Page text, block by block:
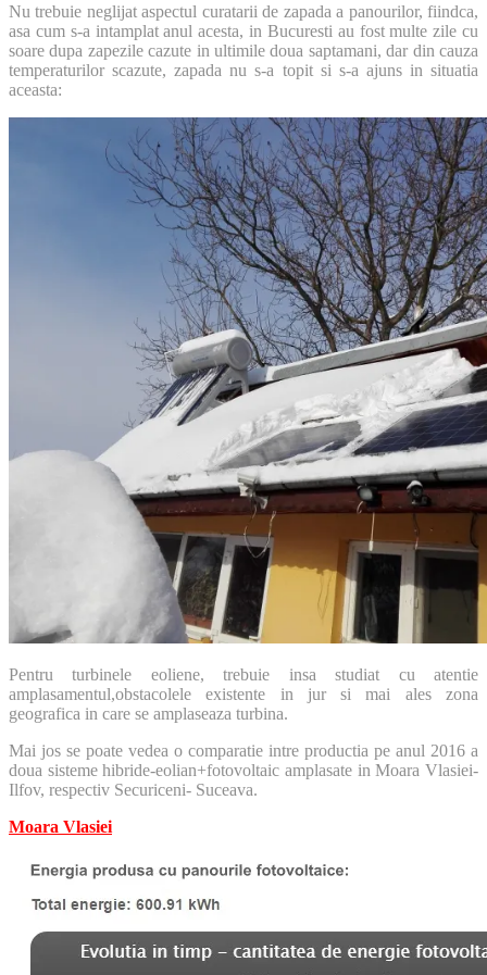
Nu trebuie neglijat aspectul curatarii de zapada a panourilor, fiindca,
asa cum s-a intamplat anul acesta, in Bucuresti au fost multe zile cu
soare dupa zapezile cazute in ultimile doua saptamani, dar din cauza
temperaturilor scazute, zapada nu s-a topit si s-a ajuns in situatia
aceasta:
Pentru turbinele eoliene, trebuie insa studiat cu atentie
amplasamentul,obstacolele existente in jur si mai ales zona
geografica in care se amplaseaza turbina.
Mai jos se poate vedea o comparatie intre productia pe anul 2016 a
doua sisteme hibride-eolian+fotovoltaic amplasate in Moara Vlasiei-
Ilfov, respectiv Securiceni- Suceava.
Moara Vlasiei